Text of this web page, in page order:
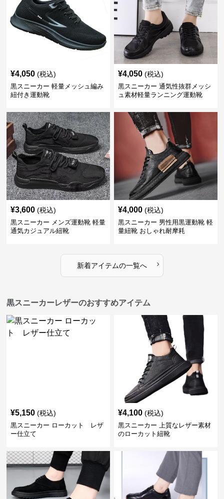
¥4,050 (税込)
黒スニーカー 軽量メッシュ編み
紐付き運動靴
¥4,050 (税込)
黒スニーカー 通気性抜群メッシ
ュ素材軽量ランニング運動靴
¥3,600 (税込)
黒スニーカー メンズ運動靴 軽量
通気カジュアル紐靴
¥4,000 (税込)
黒スニーカー 男性用黒運動靴 軽
量紐靴 おしゃれ耐摩耗
新着アイテムの一覧へ ›
黒スニーカーレザーのおすすめアイテム
¥5,150 (税込)
黒スニーカー ローカット レザ
ー仕立て
¥4,100 (税込)
黒スニーカー 上質なレザー素材
のローカット紐靴